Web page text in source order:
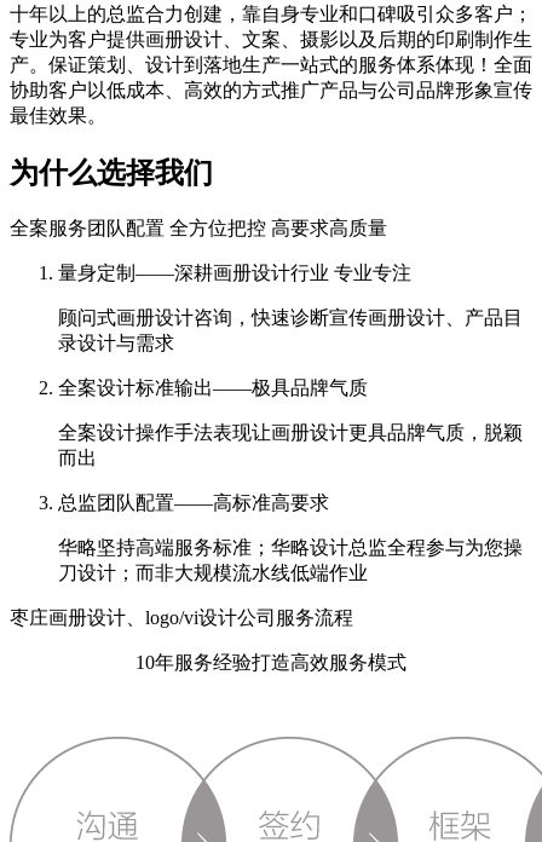
十年以上的总监合力创建，靠自身专业和口碑吸引众多客户；
专业为客户提供画册设计、文案、摄影以及后期的印刷制作生
产。保证策划、设计到落地生产一站式的服务体系体现！全面
协助客户以低成本、高效的方式推广产品与公司品牌形象宣传
最佳效果。
为什么选择我们
全案服务团队配置 全方位把控 高要求高质量
量身定制——深耕画册设计行业 专业专注
顾问式画册设计咨询，快速诊断宣传画册设计、产品目
录设计与需求
全案设计标准输出——极具品牌气质
全案设计操作手法表现让画册设计更具品牌气质，脱颖
而出
总监团队配置——高标准高要求
华略坚持高端服务标准；华略设计总监全程参与为您操
刀设计；而非大规模流水线低端作业
枣庄画册设计、logo/vi设计公司服务流程
10年服务经验打造高效服务模式